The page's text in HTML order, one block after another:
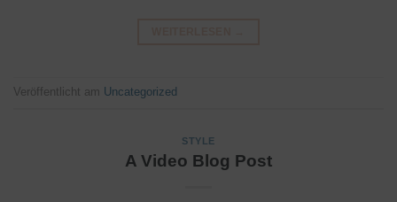
Veröffentlicht am Uncategorized
STYLE
A Video Blog Post